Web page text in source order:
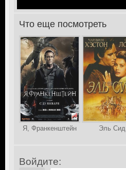
>Что еще посмотреть
Я, Франкенштейн Эль Сид
Войдите: